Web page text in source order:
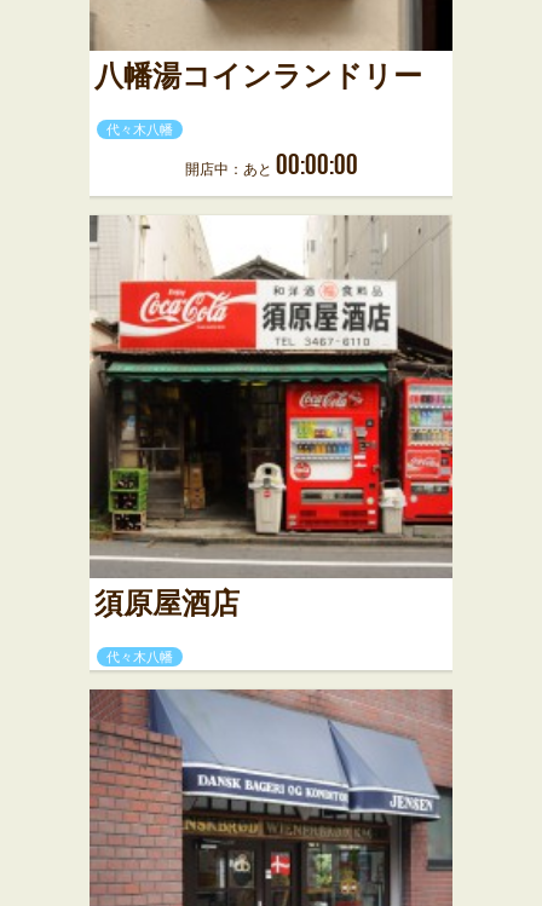
八幡湯コインランドリー
代々木八幡
開店中：あと 00:00:00
須原屋酒店
代々木八幡